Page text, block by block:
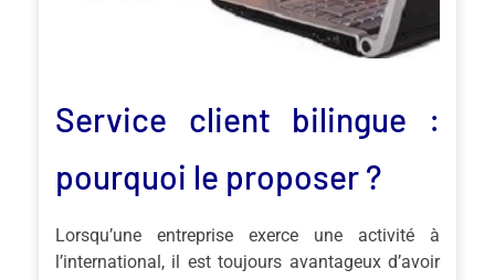
Service client bilingue :
pourquoi le proposer ?
Lorsqu’une entreprise exerce une activité à
l’international, il est toujours avantageux d’avoir